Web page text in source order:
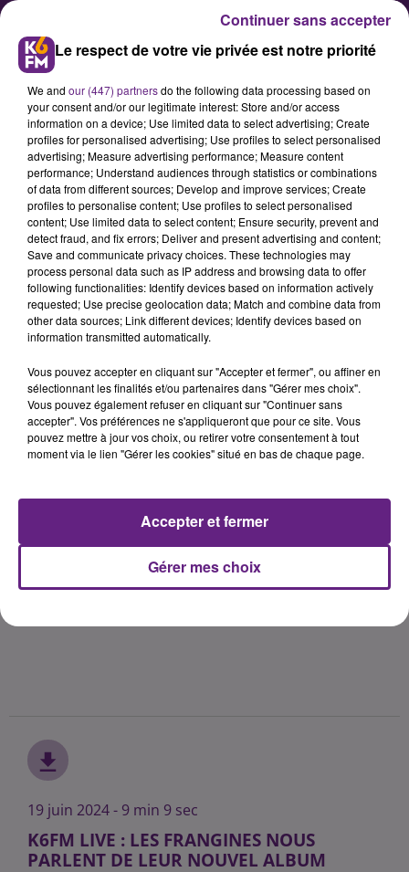
K6FM Live : les frangines nous
parlent de leur nouvel album
19 juin 2024 - 9 min 9 sec
K6FM LIVE : LES FRANGINES NOUS
PARLENT DE LEUR NOUVEL ALBUM
Le respect de votre vie privée est notre priorité
We and our (447) partnersdo the following data processing based on
your consent and/or our legitimate interest: Store and/or access
information on a device; Use limited data to select advertising; Create
profiles for personalised advertising; Use profiles to select personalised
advertising; Measure advertising performance; Measure content
performance; Understand audiences through statistics or combinations
of data from different sources; Develop and improve services; Create
profiles to personalise content; Use profiles to select personalised
content; Use limited data to select content; Ensure security, prevent and
detect fraud, and fix errors; Deliver and present advertising and content;
Save and communicate privacy choices. These technologies may
process personal data such as IP address and browsing data to offer
following functionalities: Identify devices based on information actively
requested; Use precise geolocation data; Match and combine data from
other data sources; Link different devices; Identify devices based on
information transmitted automatically.
Vous pouvez accepter en cliquant sur "Accepter et fermer", ou affiner en
sélectionnant les finalités et/ou partenaires dans "Gérer mes choix".
Vous pouvez également refuser en cliquant sur "Continuer sans
accepter". Vos préférences ne s'appliqueront que pour ce site. Vous
pouvez mettre à jour vos choix, ou retirer votre consentement à tout
moment via le lien "Gérer les cookies" situé en bas de chaque page.
Gérer mes choix
Accepter et fermer
Continuer sans accepter